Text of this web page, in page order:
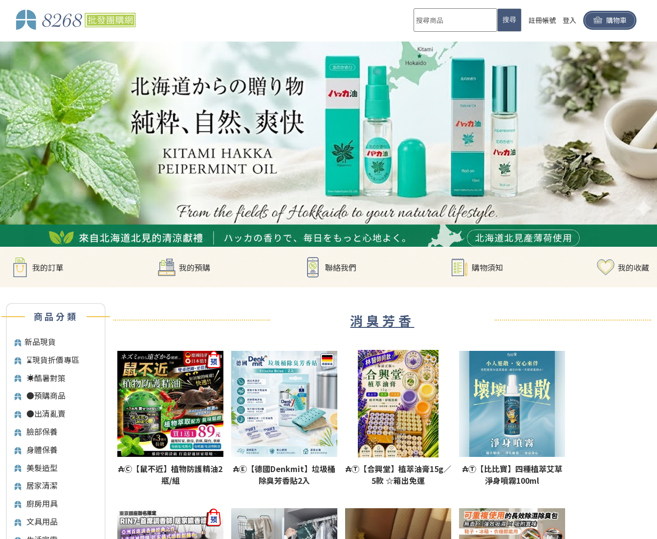
搜尋 註冊帳號 登入 購物車
我的訂單 我的預購 聯絡我們 購物須知 我的收藏
商品分類
新品現貨
⌛️現貨折價專區
☀️酷暑對策
●預購商品
●出清亂賣
臉部保養
身體保養
美髮造型
居家清潔
廚房用具
文具用品
消臭芳香
₳Ⓒ【鼠不近】植物防護精油2
瓶/組
₳Ⓔ【德國Denkmit】垃圾桶
除臭芳香貼2入
₳Ⓣ【合興堂】植萃油膏15g／
5款 ☆箱出免運
₳Ⓣ【比比寶】四種植萃艾草
淨身噴霧100ml